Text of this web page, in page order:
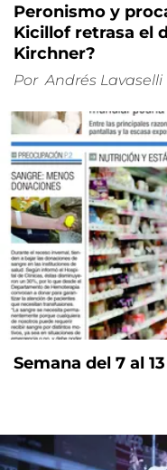
Peronismo y
Kicillof retrasa el
Kirchner?
Por Andrés Lavaselli
Semana del 7 al